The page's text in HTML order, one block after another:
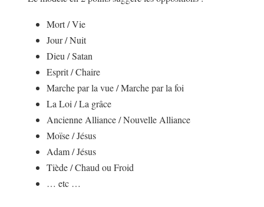
Mort / Vie
Jour / Nuit
Dieu / Satan
Esprit / Chaire
Marche par la vue / Marche par la foi
La Loi / La grâce
Ancienne Alliance / Nouvelle Alliance
Moïse / Jésus
Adam / Jésus
Tiède / Chaud ou Froid
… etc …